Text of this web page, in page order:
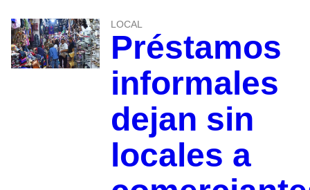
LOCAL
Préstamos
informales
dejan sin
locales a